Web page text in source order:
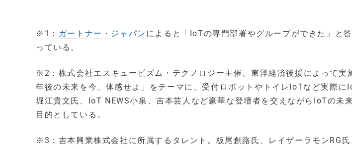
※1： ガートナー・ジャパン によると「IoTの専門部署やグループができた」と
っている。
※2：株式会社エスキュービズム・テクノロジー主催、東洋経済後援によって実
年後の未来を今、体感せよ」をテーマに、受付ロボットやトイレIoTなど実際に
堀江貴文氏、IoT NEWS小泉、吉本芸人など豪華な登壇者を交えながらIoTの未
目的としている。
※3：吉本興業株式会社に所属するタレント。板尾創路氏、レイザーラモンRG